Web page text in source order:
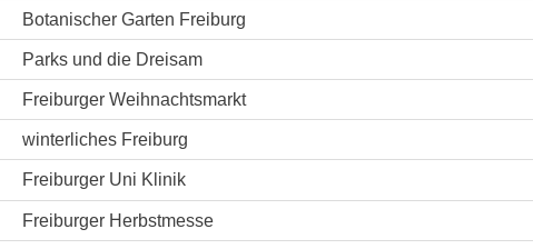
Botanischer Garten Freiburg
Parks und die Dreisam
Freiburger Weihnachtsmarkt
winterliches Freiburg
Freiburger Uni Klinik
Freiburger Herbstmesse